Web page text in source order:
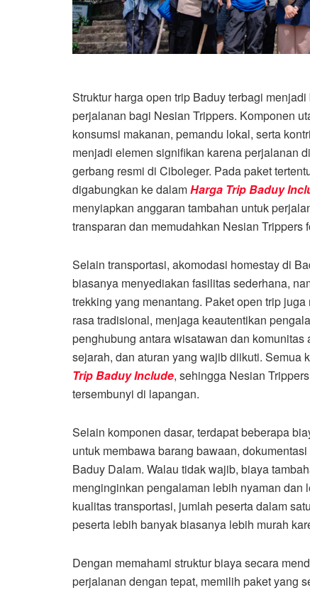
Struktur harga open trip Baduy terbagi
perjalanan bagi Nesian Trippers. Komponen
konsumsi makanan, pemandu lokal, serta
menjadi elemen signifikan karena perjalanan
gerbang resmi di Ciboleger. Pada paket
digabungkan ke dalamHarga Trip Baduy
menyiapkan anggaran tambahan untuk
transparan dan memudahkan Nesian
Selain transportasi, akomodasi homestay di
biasanya menyediakan fasilitas sederhana,
trekking yang menantang. Paket open trip
rasa tradisional, menjaga keautentikan
penghubung antara wisatawan dan
sejarah, dan aturan yang wajib diikuti. Semua
Trip Baduy Include, sehingga Nesian
tersembunyi di lapangan.
Selain komponen dasar, terdapat beberapa
untuk membawa barang bawaan,
Baduy Dalam. Walau tidak wajib, biaya
menginginkan pengalaman lebih nyaman
kualitas transportasi, jumlah peserta dalam
peserta lebih banyak biasanya lebih murah
Dengan memahami struktur biaya secara
perjalanan dengan tepat, memilih paket yang